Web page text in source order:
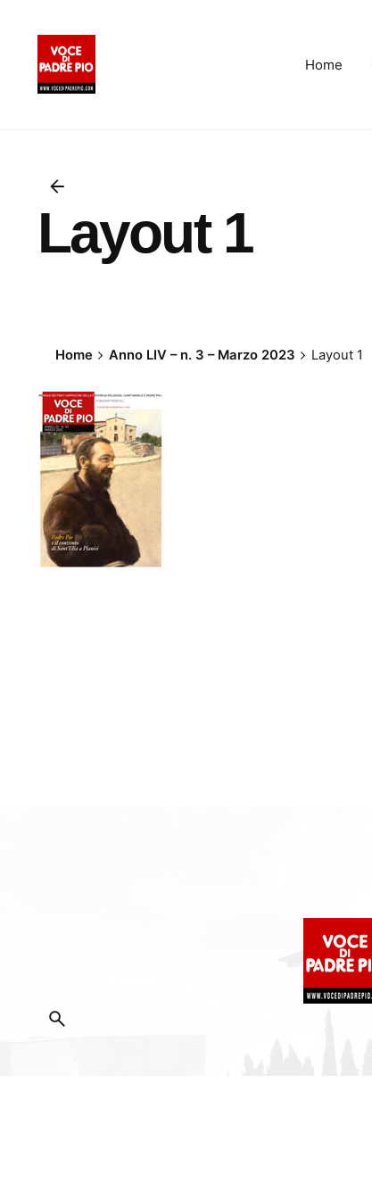
content
Home
Layout 1
Home Anno LIV – n. 3 – Marzo 2023 Layout 1